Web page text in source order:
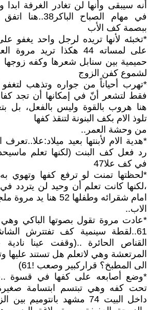
أنه سيبقى وأنها لن تغادر الغرفة
في مهام الصباح
ببصمة كف الأب
*تخبئه لأنها تريده لرجل واحد يغفو
على لمساته 44 هكذا تريد
حميمية بين سنابل شعرها وكفه زوجها
لشموع كفن الزوج
*تهرب أحياناً من جواره وتذهب لتغفو
هنا هروب بالقوة وليس بالفعل، بل
تلوذ الام بكف البنونة لتنقذ كفها
من وحشة العمر..
*هدية الام لأبنتها بعيد
رد فعل كف البنت (لكنها تعلم
في كف علا47
*لحظتها تمنت لو ترفع كفها وتهوي
،لكنها كانت تعلم أن وحيد لن يتردد
امام شقرائه وطفلها 52
الاب..
*عادت مروة تقول بصوتها الباكي وهي
61..لقطة سينمية كف تفتترش
القناص الحائرة ..(وقفت عينا
المرتعشة وهي لاتعلم هل تستند عليها
الى المطبخ؟ قراركبير وصعب !61)
*وضع أصابعه على كفها في قسوة
تحت كفه وهي تبتسم ابتسامة
داخل البيت 74 مشهد بانتوميم